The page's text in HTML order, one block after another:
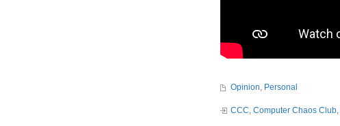
Opinion Personal
CCC Computer Chaos Club